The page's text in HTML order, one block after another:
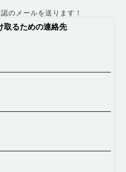
のメールを送ります！
取るための連絡先